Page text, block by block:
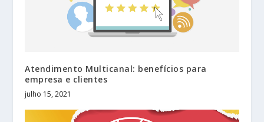
Atendimento Multicanal: benefícios para
empresa e clientes
julho 15, 2021